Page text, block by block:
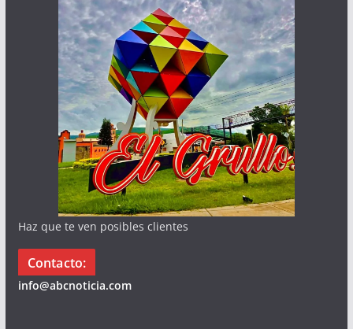
Haz que te ven posibles clientes
Contacto:
info@abcnoticia.com